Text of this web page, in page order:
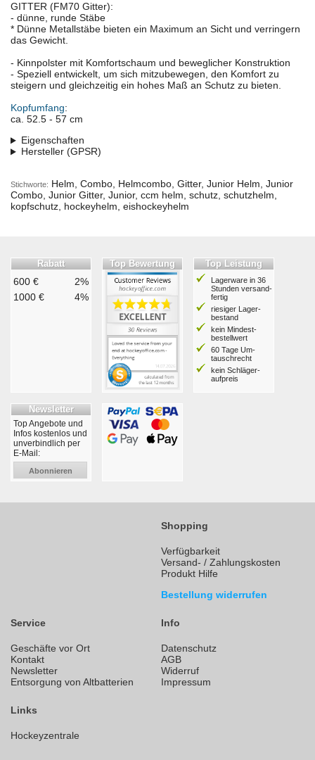
GITTER (FM70 Gitter):
- dünne, runde Stäbe
* Dünne Metallstäbe bieten ein Maximum an Sicht und verringern
das Gewicht.
- Kinnpolster mit Komfortschaum und beweglicher Konstruktion
- Speziell entwickelt, um sich mitzubewegen, den Komfort zu
steigern und gleichzeitig ein hohes Maß an Schutz zu bieten.
Kopfumfang:
ca. 52.5 - 57 cm
Eigenschaften
Hersteller (GPSR)
Stichworte: Helm, Combo, Helmcombo, Gitter, Junior Helm, Junior
Combo, Junior Gitter, Junior, ccm helm, schutz, schutzhelm,
kopfschutz, hockeyhelm, eishockeyhelm
Rabatt
600 €
2%
1000 €
4%
Top Bewertung Top Leistung
Lagerware in 36
Stunden ver­sand­
fertig
riesiger Lager­
bestand
kein Mindest­
bestell­wert
60 Tage Um­
tausch­recht
kein Schläger­
aufpreis
Newsletter
Top Angebote und
Infos kostenlos und
unverbindlich per
E-Mail:
Abonnieren
Shopping
Verfügbarkeit
Versand- / Zahlungskosten
Produkt Hilfe
Bestellung widerrufen
Service
Geschäfte vor Ort
Kontakt
Newsletter
Entsorgung von Altbatterien
Info
Datenschutz
AGB
Widerruf
Impressum
Links
Hockeyzentrale